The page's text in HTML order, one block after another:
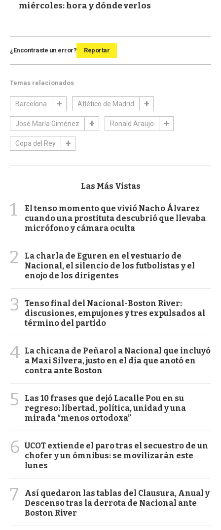
miércoles: hora y dónde verlos
¿Encontraste un error? Reportar
Temas relacionados
Barcelona Atlético de Madrid
José María Giménez Ronald Araujo
Copa del Rey
Las Más Vistas
1
El tenso momento que vivió Nacho Álvarez
cuando una prostituta descubrió que llevaba
micrófono y cámara oculta
2
La charla de Eguren en el vestuario de
Nacional, el silencio de los futbolistas y el
enojo de los dirigentes
3
Tenso final del Nacional-Boston River:
discusiones, empujones y tres expulsados al
término del partido
4 La chicana de Peñarol a Nacional que incluyó
a Maxi Silvera, justo en el día que anotó en
contra ante Boston
5
Las 10 frases que dejó Lacalle Pou en su
regreso: libertad, política, unidad y una
mirada “menos ortodoxa”
6 UCOT extiende el paro tras el secuestro de un
chofer y un ómnibus: se movilizarán este
lunes
7
Así quedaron las tablas del Clausura, Anual y
Descenso tras la derrota de Nacional ante
Boston River